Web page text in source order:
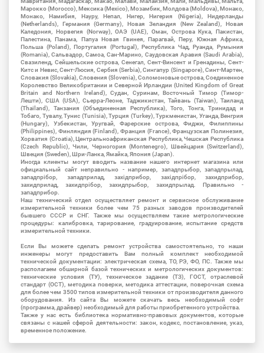
Марокко (Morocco), Мексика (Mexico), Мозамбик, Молдова (Moldova), Монако,
Монако, Намибия, Науру, Непал, Нигер, Нигерия (Nigeria), Нидерланды
(Netherlands), Германия (Germany), Новая Зеландия (New Zealand), Новая
Каледония, Норвегия (Norway), ОАЭ (UAE), Оман, Острова Кука, Пакистан,
Палестина, Панама, Папуа Новая Гвинея, Парагвай, Перу, Южная Африка,
Польша (Poland), Португалия (Portugal), Республика Чад, Руанда, Румыния
(Romania), Сальвадор, Самоа, Сан-Марино, Саудовская Аравия (Saudi Arabia),
Свазиленд, Сейшельские острова, Сенегал, Сент-Винсент и Гренадины, Сент-
Китс и Невис, Сент-Люсия, Сербия (Serbia), Сингапур (Singapore), Синт-Мартен,
Словакия (Slovakia), Словения (Slovenia), Соломоновые острова, Соединенное
Королевство Великобритании и Северной Ирландии (United Kingdom of Great
Britain and Northern Ireland), Судан, Суринам, Восточный Тимор (Тимор-
Лешти), США (USA), Сьерра-Леоне, Таджикистан, Тайвань (Taiwan), Таиланд
(Thailand), Танзания (Объединенная Республика), Того, Тонга, Тринидад и
Тобаго, Тувалу, Тунис (Tunisia), Турция (Turkey), Туркменистан, Уганда, Венгрия
(Hungary), Узбекистан, Уругвай, Фарерские острова, Фиджи, Филиппины
(Philippines), Финляндия (Finland), Франция (France), Французская Полинезия,
Хорватия (Croatia), Центральноафриканская Республика, Чешская Республика
(Czech Republic), Чили, Черногория (Montenegro), Швейцария (Switzerland),
Швеция (Sweden), Шри-Ланка, Ямайка, Япония (Japan).
Иногда клиенты могут вводить название нашего интернет магазина или
официальный сайт неправильно - например, западпрыбор, западпрылад,
западпрібор, западприлад, західприбор, західпрібор, захидприбор,
захидприлад, захидпрібор, захидпрыбор, захидпрылад. Правильно -
западприбор.
Наш технический отдел осуществляет ремонт и сервисное обслуживание
измерительной техники более чем 75 разных заводов производителей
бывшего СССР и СНГ. Также мы осуществляем такие метрологические
процедуры: калибровка, тарирование, градуирование, испытание средств
измерительной техники.
Если Вы можете сделать ремонт устройства самостоятельно, то наши
инженеры могут предоставить Вам полный комплект необходимой
технической документации: электрическая схема, ТО, РЭ, ФО, ПС. Также мы
располагаем обширной базой технических и метрологических документов:
технические условия (ТУ), техническое задание (ТЗ), ГОСТ, отраслевой
стандарт (ОСТ), методика поверки, методика аттестации, поверочная схема
для более чем 3500 типов измерительной техники от производителя данного
оборудования. Из сайта Вы можете скачать весь необходимый софт
(программа, драйвер) необходимый для работы приобретенного устройства.
Также у нас есть библиотека нормативно-правовых документов, которые
связаны с нашей сферой деятельности: закон, кодекс, постановление, указ,
временное положение.